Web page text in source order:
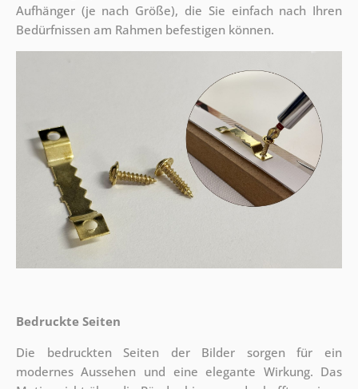
Aufhänger (je nach Größe), die Sie einfach nach Ihren
Bedürfnissen am Rahmen befestigen können.
Bedruckte Seiten
Die bedruckten Seiten der Bilder sorgen für ein
modernes Aussehen und eine elegante Wirkung. Das